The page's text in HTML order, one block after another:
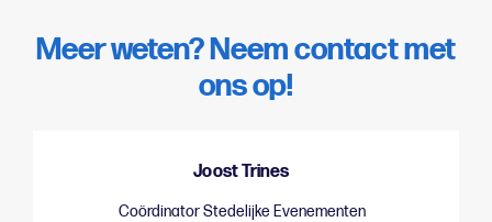
Meer weten? Neem contact met
ons op!
Joost Trines
Coördinator Stedelijke Evenementen